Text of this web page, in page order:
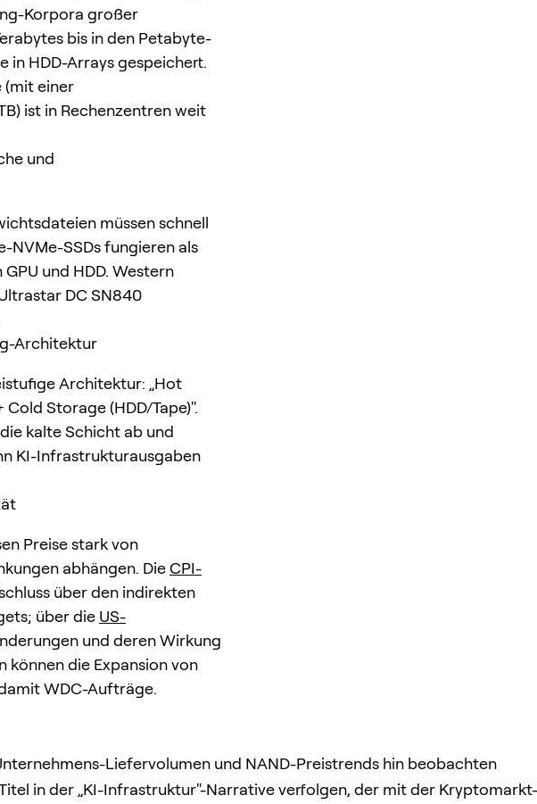
Korpora großer
bis in den Petabyte-
in HDD-Arrays gespeichert.
(mit einer
ist in Rechenzentren weit
und
müssen schnell
NVMe-SSDs fungieren als
und HDD. Western
DC SN840
Architektur
Architektur: „Hot
Storage (HDD/Tape)".
kalte Schicht ab und
KI-Infrastrukturausgaben
Preise stark von
abhängen. DieCPI-
über den indirekten
über die US-
und deren Wirkung
können die Expansion von
WDC-Aufträge.
Liefervolumen und NAND-Preistrends hin beobachten
in der „KI-Infrastruktur"-Narrative verfolgen, der mit der